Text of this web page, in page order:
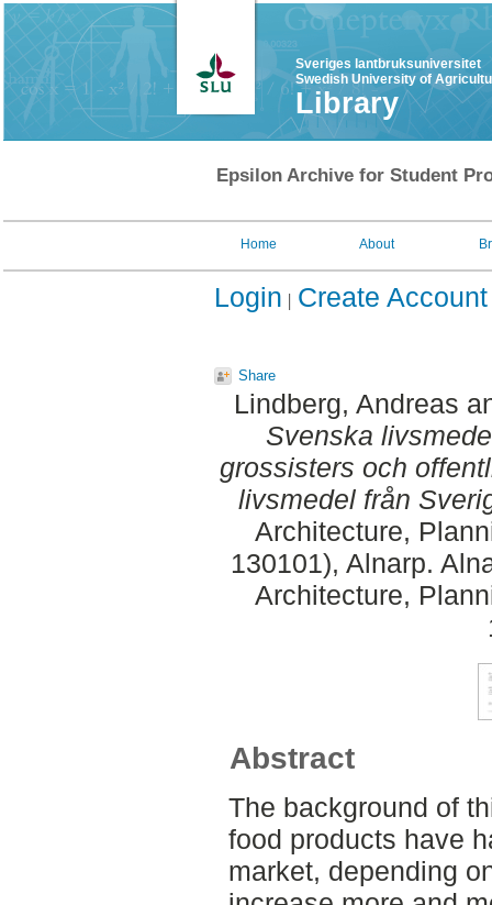
Sveriges lantbruksuniversitet
Swedish University of
Library
Epsilon Archive for Student
Home About
Login Create Account
Share
Lindberg, Andreas
Svenska
grossisters och
livsmedel från
Architecture,
130101), Alnarp.
Architecture,
Abstract
The background of
food products have
market, depending